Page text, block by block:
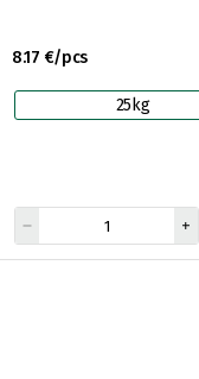
8.17 €/pcs
25kg